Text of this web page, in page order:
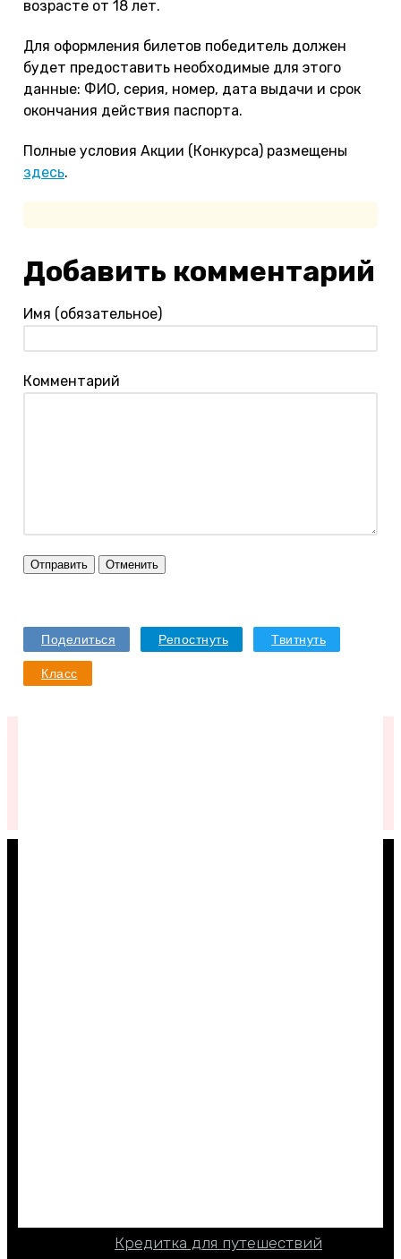
возрасте от 18 лет.
Для оформления билетов победитель должен
будет предоставить необходимые для этого
данные: ФИО, серия, номер, дата выдачи и срок
окончания действия паспорта.
Полные условия Акции (Конкурса) размещены
здесь.
Добавить комментарий
Имя (обязательное)
Комментарий
Отправить Отменить
Поделиться Репостнуть Твитнуть
Класс
Кредитка для путешествий